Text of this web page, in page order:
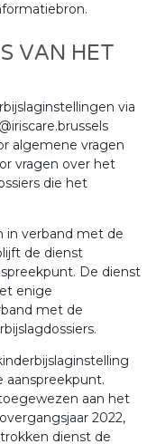
VAN HET
via
algemene vragen
vragen over het
die het
in verband met de
de dienst
De dienst
enige
met de
aanspreekpunt.
aan het
2022,
dienst de